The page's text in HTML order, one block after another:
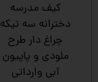
کیف مدرسه
دخترانه سه تیکه
چراغ دار طرح
ملودی و پاپیون
آبی وارداتی